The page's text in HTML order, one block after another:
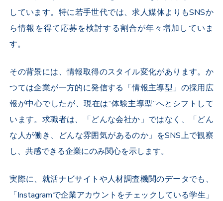
しています。特に若手世代では、求人媒体よりもSNSか
ら情報を得て応募を検討する割合が年々増加していま
す。
その背景には、情報取得のスタイル変化があります。か
つては企業が一方的に発信する「情報主導型」の採用広
報が中心でしたが、現在は“体験主導型”へとシフトして
います。求職者は、「どんな会社か」ではなく、「どん
な人が働き、どんな雰囲気があるのか」をSNS上で観察
し、共感できる企業にのみ関心を示します。
実際に、就活ナビサイトや人材調査機関のデータでも、
「Instagramで企業アカウントをチェックしている学生」